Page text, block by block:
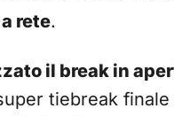
rete.
il break in
tiebreak finale